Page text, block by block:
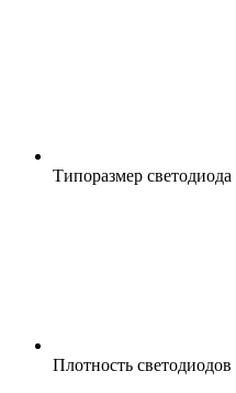
Типоразмер светодиода
Плотность светодиодов